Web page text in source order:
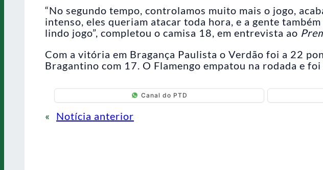
“No segundo tempo, controlamos muito mais o jogo,
intenso, eles queriam atacar toda hora, e a gente
lindo jogo”, completou o camisa 18, em entrevista ao
Com a vitória em Bragança Paulista o Verdão foi a 22
Bragantino com 17. O Flamengo empatou na rodada e foi
Canal do PTD
« Notícia anterior